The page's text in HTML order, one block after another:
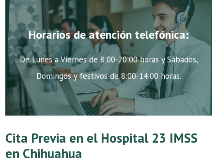
Horarios de atención telefónica:
De Lunes a Viernes de 8:00-20:00 horas y Sábados,
Domingos y festivos de 8:00-14:00 horas.
Cita Previa en el Hospital 23 IMSS
en Chihuahua